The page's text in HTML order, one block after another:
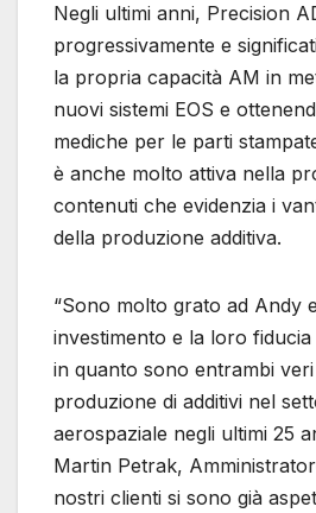
Negli ultimi anni, Precision
progressivamente e
la propria capacità AM in
nuovi sistemi EOS e
mediche per le parti
è anche molto attiva nella
contenuti che evidenzia i
della produzione additiva.
“Sono molto grato ad Andy
investimento e la loro
in quanto sono entrambi
produzione di additivi nel
aerospaziale negli ultimi 25
Martin Petrak,
nostri clienti si sono già